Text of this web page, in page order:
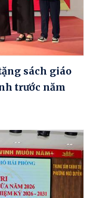
sách giáo
trước năm